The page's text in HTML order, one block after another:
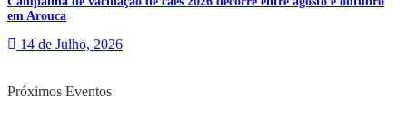
em Arouca
14 de Julho, 2026
Próximos Eventos